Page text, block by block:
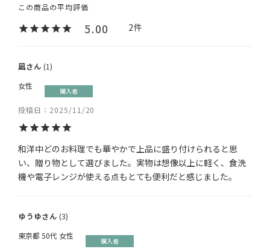
5.00 2
凪 1
購入者
女性
投稿日 2025/11/20
和洋中どのお料理でも華やかで上品に盛り付けられると思
い、贈り物として選びました。実物は想像以上に軽く、食洗
機や電子レンジが使える点もとても便利だと感じました。
ゆうゆ 3
購入者
東京都 50代 女性